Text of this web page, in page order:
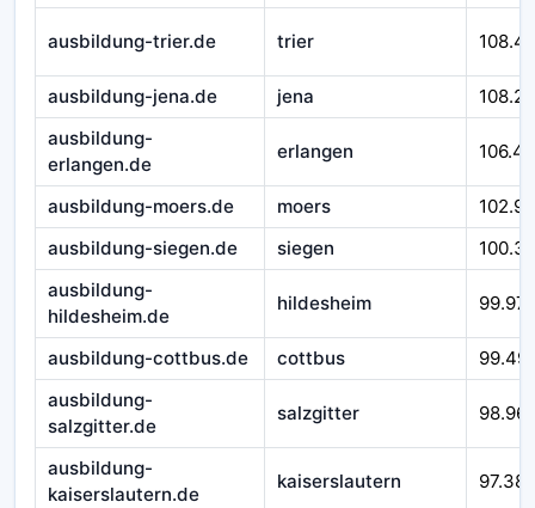
ausbildung-trier.de trier
ausbildung-jena.de jena
ausbildung-
erlangen.de
erlangen
ausbildung-moers.de moers
ausbildung-siegen.de
siegen
ausbildung-
hildesheim.de
hildesheim
ausbildung-cottbus.de cottbus
99.491
ausbildung-
salzgitter.de
salzgitter
ausbildung-
kaiserslautern.de
kaiserslautern 97.382